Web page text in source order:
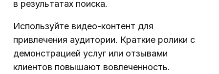
в результатах поиска.
Используйте видео-контент для
привлечения аудитории. Краткие ролики с
демонстрацией услуг или отзывами
клиентов повышают вовлеченность.